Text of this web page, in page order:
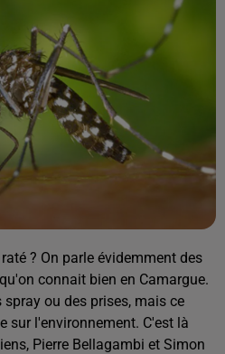
? On parle évidemment des
connait bien en Camargue.
ou des prises, mais ce
sur l'environnement. C'est là
Pierre Bellagambi et Simon